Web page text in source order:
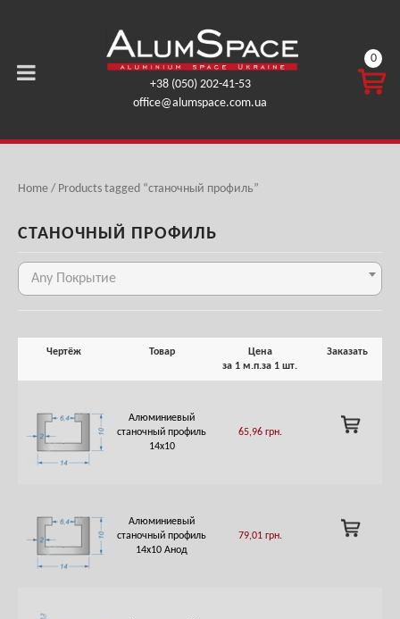
+38 (050) 202-41-53
office@alumspace.com.ua
КОРЗ
ГРН.
0
Home / Products tagged “станочный профиль”
СТАНОЧНЫЙ ПРОФИЛЬ
Any Покрытие
Чертёж Товар
Цена
за 1 м.п.за 1 шт.
Заказать
Алюминиевый
станочный профиль
14х10
65,96 грн.
ADD
TO
Алюминиевый
станочный профиль
14х10 Анод
79,01 грн.
ADD
TO